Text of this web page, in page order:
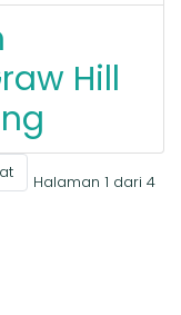
Hill
Halaman 1 dari 4